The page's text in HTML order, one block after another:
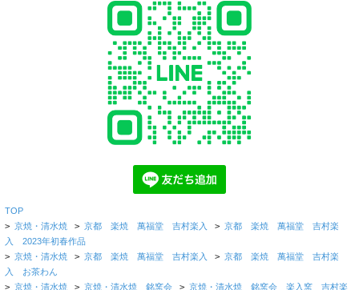
TOP
> 京焼・清水焼 > 京都 楽焼 萬福堂 吉村楽入 > 京都 楽焼 萬福堂 吉村楽
入 2023年初春作品
> 京焼・清水焼 > 京都 楽焼 萬福堂 吉村楽入 > 京都 楽焼 萬福堂 吉村楽
入 お茶わん
> 京焼・清水焼 > 京焼・清水焼 銘窯会 > 京焼・清水焼 銘窯会 楽入窯 吉村楽